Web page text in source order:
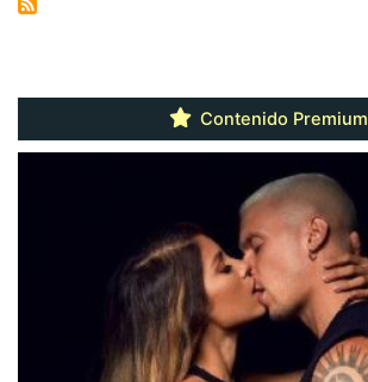
Contenido Premium